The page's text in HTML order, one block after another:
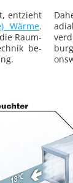
ent­zieht
Wärme.
Raum­
be­